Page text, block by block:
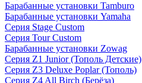
Барабанные установки Tamburo
Барабанные установки Yamaha
Серия Stage Custom
Серия Tour Custom
Барабанные установки Zowag
Серия Z1 Junior (Тополь Детские)
Серия Z3 Deluxe Poplar (Тополь)
Серия Z4 All Birch (Берёза)